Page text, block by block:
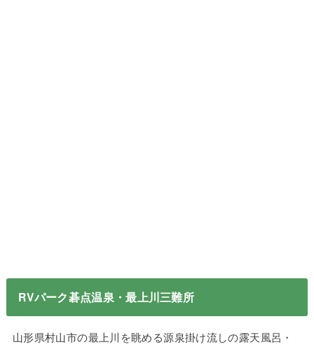
RVパーク碁点温泉・最上川三難所
山形県村山市の最上川を眺める源泉掛け流しの露天風呂・